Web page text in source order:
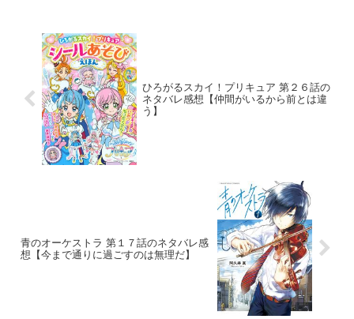
ひろがるスカイ！プリキュア 第２６話の
ネタバレ感想【仲間がいるから前とは違
う】
青のオーケストラ 第１７話のネタバレ感
想【今まで通りに過ごすのは無理だ】